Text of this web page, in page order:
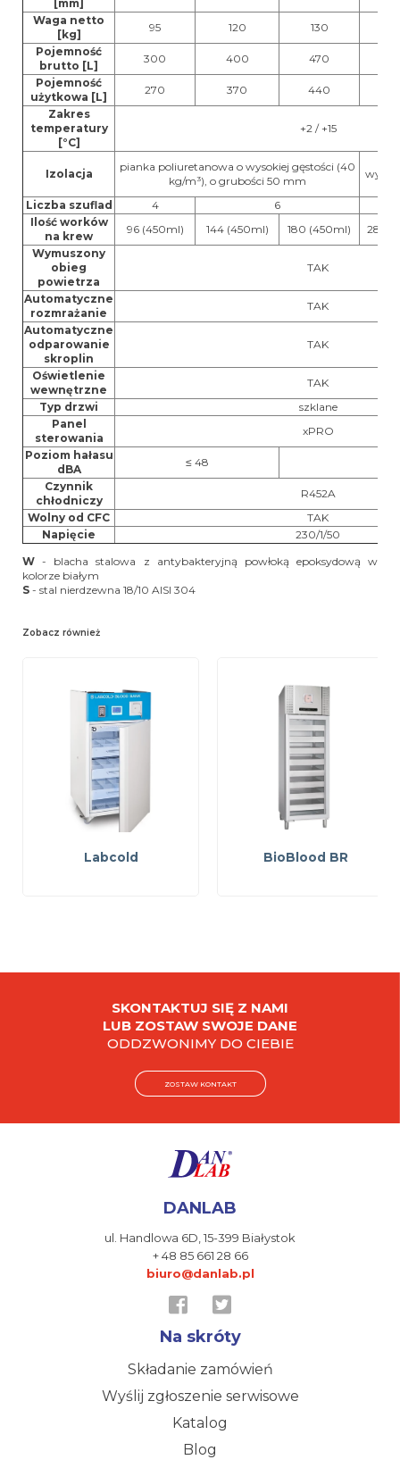
[mm]
Waga netto
[kg]
95 120 130
Pojemność
brutto [L]
300 400 470
Pojemność
użytkowa [L]
270 370 440
Zakres
temperatury
[°C]
+2 / +15
Izolacja
pianka poliuretanowa o wysokiej gęstości (40
kg/m³), o grubości 50 mm
Liczba szuflad
4
6
Ilość worków
na krew
96 (450ml) 144 (450ml) 180 (450ml)
280
Wymuszony
obieg
powietrza
TAK
Automatyczne
rozmrażanie
TAK
Automatyczne
odparowanie
skroplin
TAK
Oświetlenie
wewnętrzne
TAK
Typ drzwi
szklane
Panel
sterowania
xPRO
Poziom hałasu
dBA
≤ 48
Czynnik
chłodniczy
R452A
Wolny od CFC
TAK
Napięcie
230/1/50
W - blacha stalowa z antybakteryjną powłoką epoksydową w
kolorze białym
S - stal nierdzewna 18/10 AISI 304
Zobacz również
Labcold BioBlood BR
SKONTAKTUJ SIĘ Z NAMI
LUB ZOSTAW SWOJE DANE
ODDZWONIMY DO CIEBIE
ZOSTAW KONTAKT
DANLAB
ul. Handlowa 6D,15-399 Białystok
+ 48 85 661 28 66
biuro@danlab.pl
Na skróty
Składanie zamówień
Wyślij zgłoszenie serwisowe
Katalog
Blog